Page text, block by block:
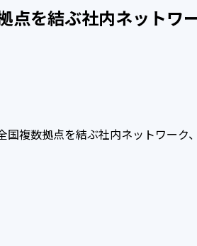
点を結ぶ社内ネットワ
国複数拠点を結ぶ社内ネットワー